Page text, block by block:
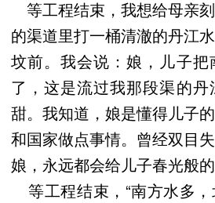
等工程结束，我想给母亲
的渠道里打一桶清澈的丹江
坟前。我会说：娘，儿子
了，这是流过我那段渠的
甜。我知道，娘是懂得儿子
和国家做点事情。曾经双目
娘，永远都会给儿子春光般的
等工程结束，“南方水多